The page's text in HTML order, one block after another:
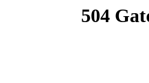
504